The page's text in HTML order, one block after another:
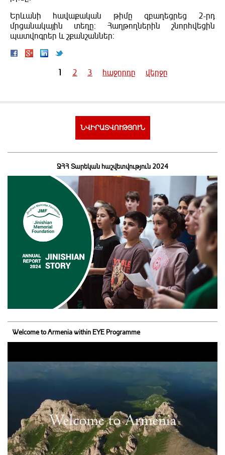
Երևանի հավաքական թիմը զբաղեցրեց 2-րդ
մրցանակային տեղը: Հաղթողներին շնորհվեցին
պատվոգրեր և շքանշաններ:
1 2 3 հաջորդը վերջը
ՆՎԻՐԱՏՎՈՒԹՅՈՒՆ
ՋՀՀ Տարեկան հաշվետվություն 2024
Welcome to Armenia within EYE Programme